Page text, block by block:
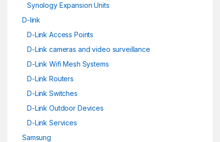
Synology Expansion Units
D-link
D-Link Access Points
D-Link cameras and video surveillance
D-Link Wifi Mesh Systems
D-Link Routers
D-Link Switches
D-Link Outdoor Devices
D-Link Services
Samsung